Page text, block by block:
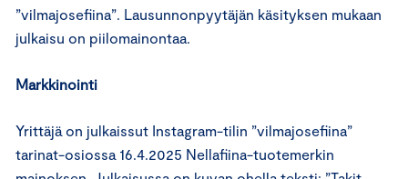
”vilmajosefiina”. Lausunnonpyytäjän käsityksen mukaan
julkaisu on piilomainontaa.
Markkinointi
Yrittäjä on julkaissut Instagram-tilin ”vilmajosefiina”
tarinat-osiossa 16.4.2025 Nellafiina-tuotemerkin